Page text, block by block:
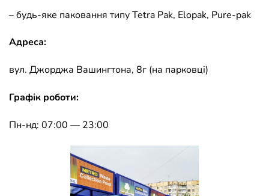
– будь-яке паковання типу Tetra Pak, Elopak, Pure-pak
Адреса:
вул. Джорджа Вашингтона, 8г (на парковці)
Графік роботи:
Пн-нд: 07:00 — 23:00